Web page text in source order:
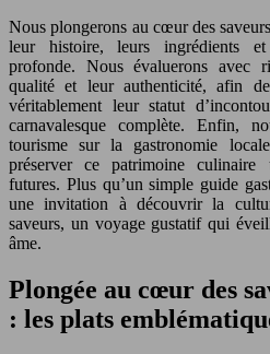
Nous plongerons au cœur des
leur histoire, leurs ingrédients
profonde. Nous évaluerons avec
qualité et leur authenticité, afin
véritablement leur statut
carnavalesque complète. Enfin,
tourisme sur la gastronomie
préserver ce patrimoine culinaire
futures. Plus qu’un simple guide
une invitation à découvrir la
saveurs, un voyage gustatif qui
âme.
Plongée au cœur des
: les plats